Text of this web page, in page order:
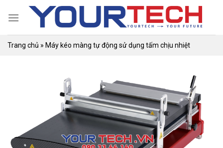
Trang chủ » Máy kéo màng tự động sử dụng tấm chịu nhiệt